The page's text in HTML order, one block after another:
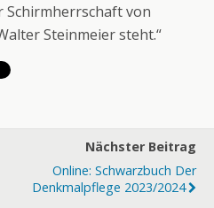
Schirmherrschaft von
Steinmeier steht.“
Nächster Beitrag
Online: Schwarzbuch Der
Denkmalpflege 2023/2024